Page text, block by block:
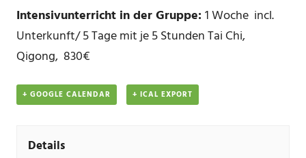
Intensivunterricht in der Gruppe:1 Woche incl.
Unterkunft/ 5 Tage mit je 5 Stunden Tai Chi,
Qigong, 830€
+ GOOGLE CALENDAR + ICAL EXPORT
Details